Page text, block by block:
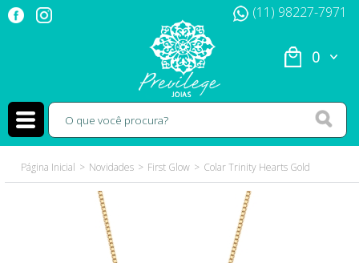
(11) 98227-7971
0
Página Inicial Novidades First Glow Colar Trinity Hearts Gold